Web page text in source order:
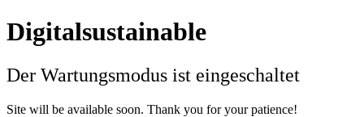
Digitalsustainable
Der Wartungsmodus ist eingeschaltet
Site will be available soon. Thank you for your patience!